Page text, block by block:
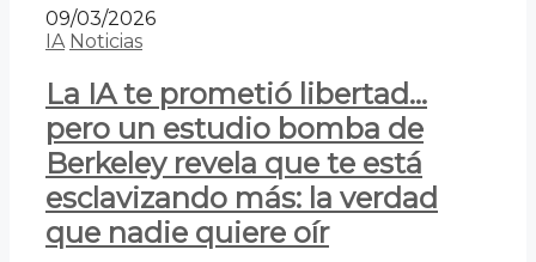
09/03/2026
IA Noticias
La IA te prometió libertad…
pero un estudio bomba de
Berkeley revela que te está
esclavizando más: la verdad
que nadie quiere oír